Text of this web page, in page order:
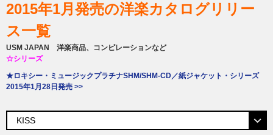
2015年1月発売の洋楽カタログリリー
ス一覧
USM JAPAN 洋楽商品、コンピレーションなど
☆シリーズ
★ロキシー・ミュージックプラチナSHM/SHM-CD／紙ジャケット・シリーズ
2015年1月28日発売 >>